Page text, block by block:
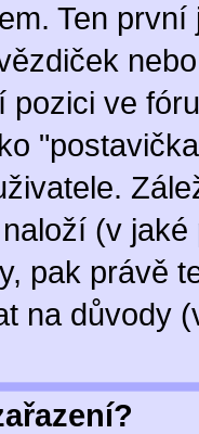
Ten
pozici ve
(v
pak právě
na důvody